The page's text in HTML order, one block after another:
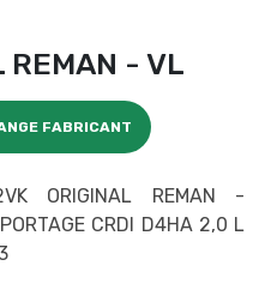
REMAN - VL
FABRICANT
ORIGINAL REMAN -
CRDI D4HA 2,0 L